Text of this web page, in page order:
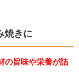
焼きに
の旨味や栄養が詰